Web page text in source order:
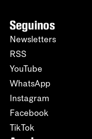
Seguinos
Newsletters
RSS
YouTube
WhatsApp
Instagram
Facebook
TikTok